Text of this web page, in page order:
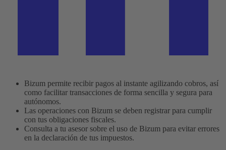
Bizum permite recibir pagos al instante agilizando cobros, así
como facilitar transacciones de forma sencilla y segura para
autónomos.
Las operaciones con Bizum se deben registrar para cumplir
con tus obligaciones fiscales.
Consulta a tu asesor sobre el uso de Bizum para evitar errores
en la declaración de tus impuestos.